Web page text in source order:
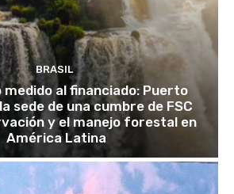
BRASIL
medido al financiado: Puerto
sede de una cumbre de FSC
y el manejo forestal en
América Latina